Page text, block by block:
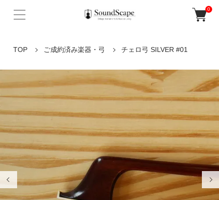
0
TOP ご成約済み楽器・弓 チェロ弓 SILVER #01